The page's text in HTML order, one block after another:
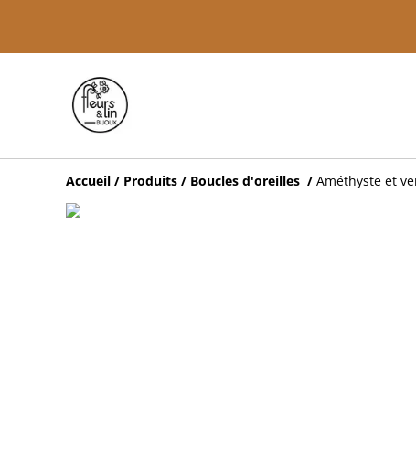
Accueil / Produits / Boucles d'oreilles / Améthyste et